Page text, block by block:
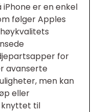
er en enkel
følger Apples
for
avanserte
men kan
eller
til